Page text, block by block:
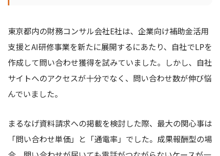
東京都内の財務コンサル会社E社は、企業向け補助金活用
支援とAI研修事業を新たに展開するにあたり、自社でLPを
作成して問い合わせ獲得を試みていました。しかし、自社
サイトへのアクセスが十分でなく、問い合わせ数が伸び悩
んでいました。
まるなげ資料請求への掲載を検討した際、最大の関心事は
「問い合わせ単価」と「通電率」でした。成果報酬型の場